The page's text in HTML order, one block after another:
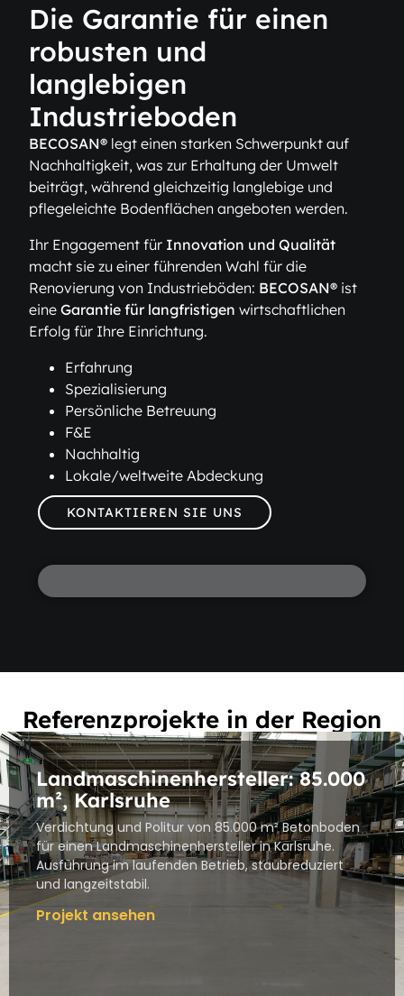
Die Garantie für einen
robusten und
langlebigen
Industrieboden
BECOSAN® legt einen starken Schwerpunkt auf
Nachhaltigkeit, was zur Erhaltung der Umwelt
beiträgt, während gleichzeitig langlebige und
pflegeleichte Bodenflächen angeboten werden.
Ihr Engagement für Innovation und Qualität
macht sie zu einer führenden Wahl für die
Renovierung von Industrieböden: BECOSAN® ist
eineGarantie für langfristigen wirtschaftlichen
Erfolg für Ihre Einrichtung.
Erfahrung
Spezialisierung
Persönliche Betreuung
F&E
Nachhaltig
Lokale/weltweite Abdeckung
KONTAKTIEREN SIE UNS
Referenzprojekte in der Region
Landmaschinenhersteller: 85.000
m², Karlsruhe
Verdichtung und Politur von 85.000 m² Betonboden
für einen Landmaschinenhersteller in Karlsruhe.
Ausführung im laufenden Betrieb, staubreduziert
und langzeitstabil.
Projekt ansehen